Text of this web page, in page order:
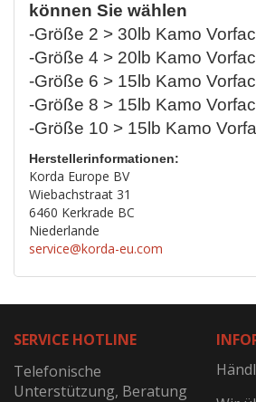
können Sie wählen
-Größe 2 > 30lb Kamo
-Größe 4 > 20lb Kamo
-Größe 6 > 15lb Kamo
-Größe 8 > 15lb Kamo
-Größe 10 > 15lb Kamo
Herstellerinformationen:
Korda Europe BV
Wiebachstraat 31
6460 Kerkrade BC
Niederlande
service@korda-eu.com
SERVICE HOTLINE
Telefonische
Unterstützung, Beratung